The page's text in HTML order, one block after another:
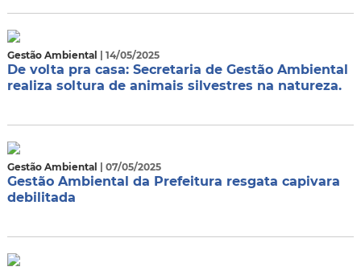
Gestão Ambiental | 14/05/2025
De volta pra casa: Secretaria de Gestão Ambiental
realiza soltura de animais silvestres na natureza.
Gestão Ambiental | 07/05/2025
Gestão Ambiental da Prefeitura resgata capivara
debilitada